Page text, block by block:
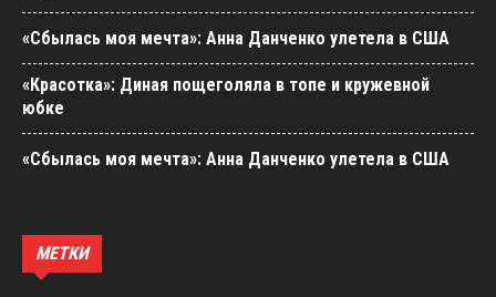
«Сбылась моя мечта»: Анна Данченко улетела в США
«Красотка»: Диная пощеголяла в топе и кружевной
юбке
«Сбылась моя мечта»: Анна Данченко улетела в США
МЕТКИ